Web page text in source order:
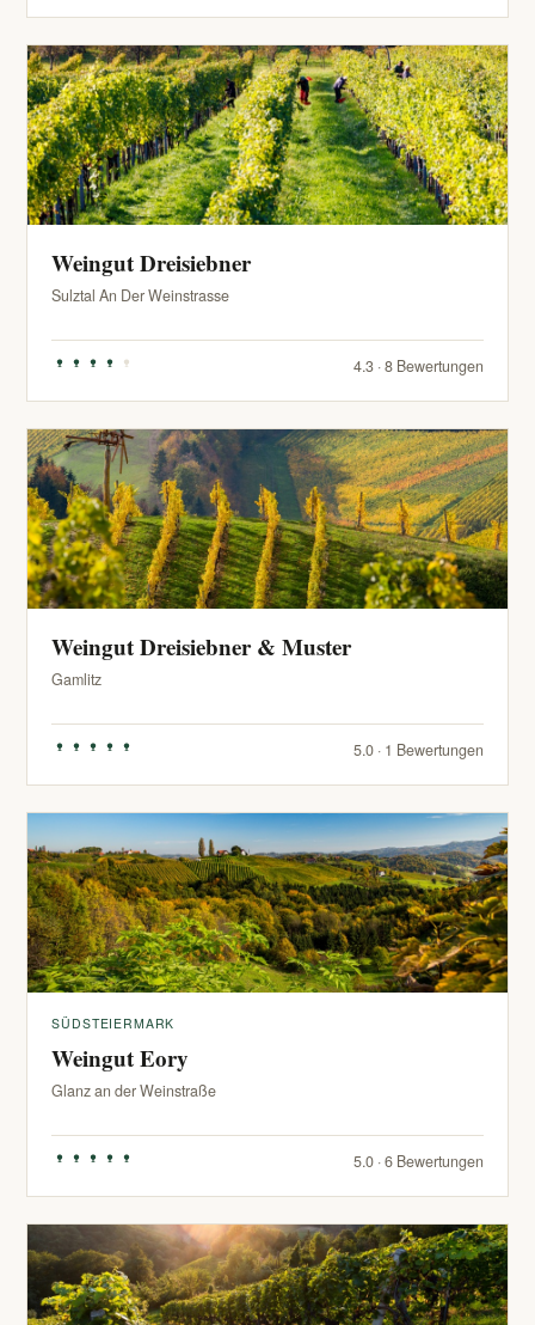
Weingut Dreisiebner
Sulztal An Der Weinstrasse
4.3 · 8 Bewertungen
Weingut Dreisiebner & Muster
Gamlitz
5.0 · 1 Bewertungen
SÜDSTEIERMARK
Weingut Eory
Glanz an der Weinstraße
5.0 · 6 Bewertungen